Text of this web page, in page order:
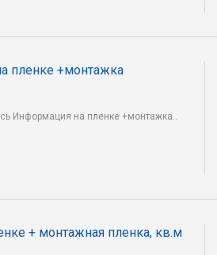
пленке +монтажка
Информация на пленке +монтажка..
+ монтажная пленка, кв.м